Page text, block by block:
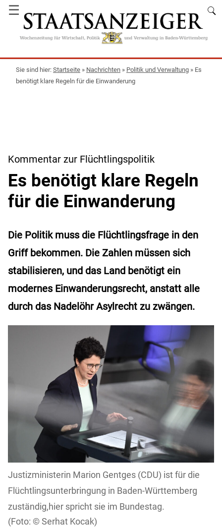
☰
Startseite » Nachrichten » Politik und Verwaltung » Es
benötigt klare Regeln für die Einwanderung
Kommentar zur Flüchtlingspolitik
Es benötigt klare Regeln
für die Einwanderung
Die Politik muss die Flüchtlingsfrage in den
Griff bekommen. Die Zahlen müssen sich
stabilisieren, und das Land benötigt ein
modernes Einwanderungsrecht, anstatt alle
durch das Nadelöhr Asylrecht zu zwängen.
Justizministerin Marion Gentges (CDU) ist für die
Flüchtlingsunterbringung in Baden-Württemberg
zuständig,hier spricht sie im Bundestag.
Serhat Kocak)